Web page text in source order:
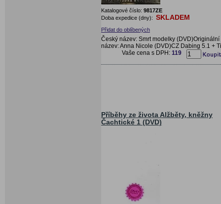
Katalogové číslo: 9817ZE
Doba expedice (dny): SKLADEM
Přidat do oblíbených
Český název: Smrt modelky (DVD)Originální
název: Anna Nicole (DVD)CZ Dabing 5.1 +
Vaše cena s DPH: 119
Příběhy ze života Alžběty, kněžny
Čachtické 1 (DVD)